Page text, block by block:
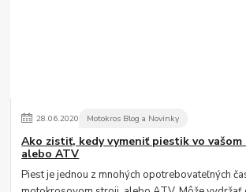
28.06.2020 Motokros Blog a Novinky
Ako zistiť, kedy vymeniť piestik vo
alebo ATV
Piest je jednou z mnohých opotrebovateľných